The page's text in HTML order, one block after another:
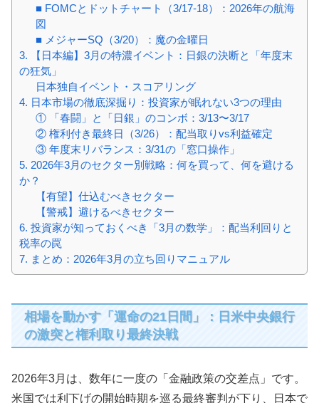
■ FOMCとドットチャート（3/17-18）：2026年の航海
図
■ メジャーSQ（3/20）：魔の金曜日
3. 【日本編】3月の特濃イベント：日銀の決断と「年度末
の狂気」
日本独自イベント・スコアリング
4. 日本市場の徹底深掘り：投資家が眠れない3つの理由
① 「春闘」と「日銀」のコンボ：3/13〜3/17
② 権利付き最終日（3/26）：配当取りvs利益確定
③ 年度末リバランス：3/31の「窓口操作」
5. 2026年3月のセクター別戦略：何を買って、何を避ける
か？
【有望】仕込むべきセクター
【警戒】避けるべきセクター
6. 投資家が知っておくべき「3月の数学」：配当利回りと
税率の罠
7. まとめ：2026年3月の立ち回りマニュアル
相場を動かす「運命の21日間」：日米中央銀行
の激突と権利取り最終決戦
2026年3月は、数年に一度の「金融政策の交差点」です。
米国では利下げの開始時期を巡る最終審判が下り、日本で